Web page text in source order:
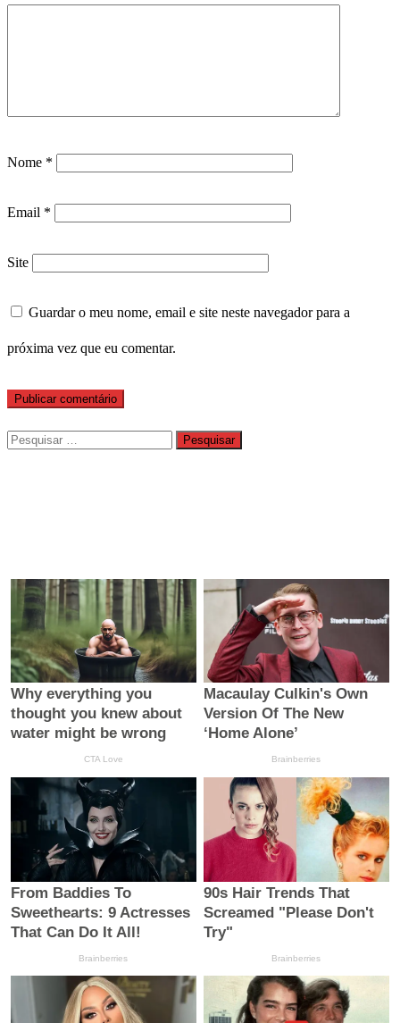
Nome *
Email *
Site
Guardar o meu nome, email e site neste navegador para a
próxima vez que eu comentar.
Pesquisar
por: